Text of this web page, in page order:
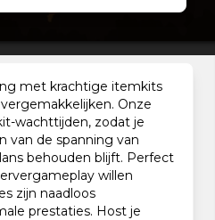
met krachtige itemkits
Onze
wachttijden, zodat je
van de spanning van
behouden blijft. Perfect
willen
zijn naadloos
prestaties. Host je